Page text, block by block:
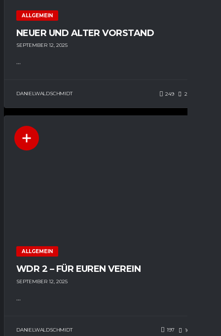
ALLGEMEIN
NEUER UND ALTER VORSTAND
SEPTEMBER 12, 2025
...
DANIELWALDSCHMIDT 249 201
ALLGEMEIN
WDR 2 – FÜR EUREN VEREIN
SEPTEMBER 12, 2025
...
DANIELWALDSCHMIDT 197 163